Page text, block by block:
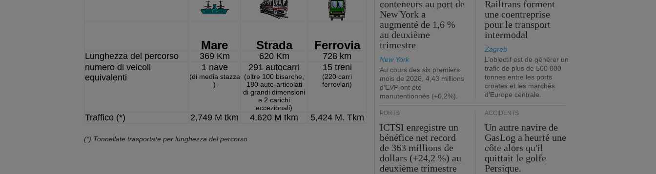
Mare Strada Ferrovia
Lunghezza del percorso 369 Km 620 Km
728 km
numero di veicoli
equivalenti
1 nave
(di media stazza
)
291 autocarri
(oltre 100 bisarche,
180 auto-articolati
di grandi dimensioni
e 2 carichi
eccezionali)
15 treni
(220 carri
ferroviari)
Traffico (*) 2,749 M tkm 4,620 M tkm 5,424 M. Tkm
(*) Tonnellate trasportate per lunghezza del percorso
conteneurs au port de
New York a
augmenté de 1,6 %
au deuxième
trimestre
New York
Au cours des six premiers
mois de 2026, 4,43 millions
d'EVP ont été
manutentionnés (+0,2%).
Railtrans forment
une coentreprise
pour le transport
intermodal
Zagreb
L’objectif est de générer un
trafic de plus de 500 000
tonnes entre les ports
croates et les marchés
d’Europe centrale.
PORTS
ICTSI enregistre un
bénéfice net record
de 363 millions de
dollars (+24,2 %) au
deuxième trimestre
ACCIDENTS
Un autre navire de
GasLog a heurté une
côte alors qu'il
quittait le golfe
Persique.